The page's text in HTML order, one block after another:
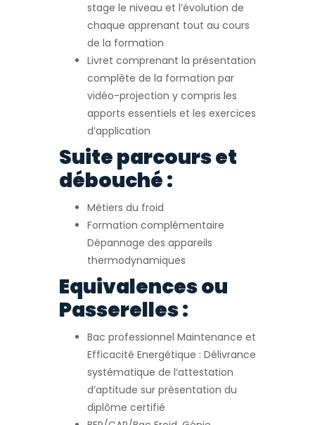
stage le niveau et l’évolution de
chaque apprenant tout au cours
de la formation
Livret comprenant la présentation
complète de la formation par
vidéo-projection y compris les
apports essentiels et les exercices
d’application
Suite parcours et
débouché :
Métiers du froid
Formation complémentaire
Dépannage des appareils
thermodynamiques
Equivalences ou
Passerelles :
Bac professionnel Maintenance et
Efficacité Energétique : Délivrance
systématique de l’attestation
d’aptitude sur présentation du
diplôme certifié